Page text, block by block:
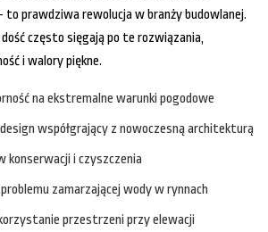
to prawdziwa rewolucja w branży budowlanej.
często sięgają po te rozwiązania,
i walory piękne.
na ekstremalne warunki pogodowe
współgrający z nowoczesną architekturą
konserwacji i czyszczenia
zamarzającej wody w rynnach
przestrzeni przy elewacji